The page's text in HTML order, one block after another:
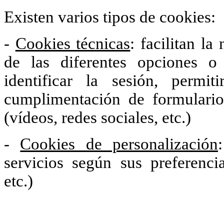
Existen varios tipos de cookies:
- Cookies técnicas: facilitan la
de las diferentes opciones
identificar la sesión,
cumplimentación de
(vídeos, redes sociales, etc.)
- Cookies de personalización
servicios según sus
etc.)